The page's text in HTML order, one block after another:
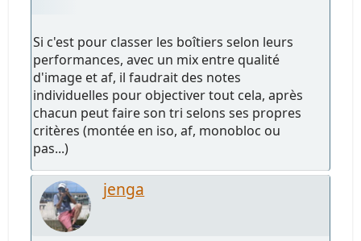
Si c'est pour classer les boîtiers selon leurs
performances, avec un mix entre qualité
d'image et af, il faudrait des notes
individuelles pour objectiver tout cela, après
chacun peut faire son tri selons ses propres
critères (montée en iso, af, monobloc ou
pas...)
jenga